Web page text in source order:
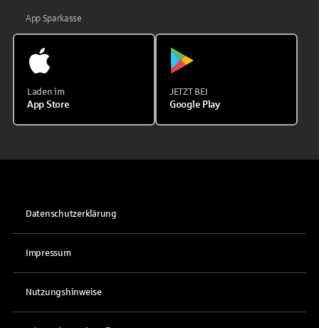
App Sparkasse
Laden im
App Store
JETZT BEI
Google Play
Datenschutzerklärung
Impressum
Nutzungshinweise